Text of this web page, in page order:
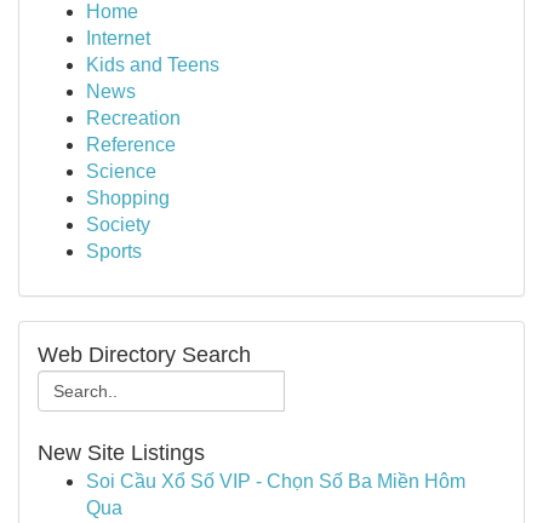
Home
Internet
Kids and Teens
News
Recreation
Reference
Science
Shopping
Society
Sports
Web Directory Search
New Site Listings
Soi Cầu Xổ Số VIP - Chọn Số Ba Miền Hôm
Qua